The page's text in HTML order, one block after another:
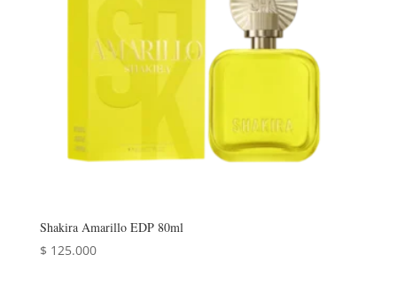
Shakira Amarillo EDP 80ml
$ 125.000